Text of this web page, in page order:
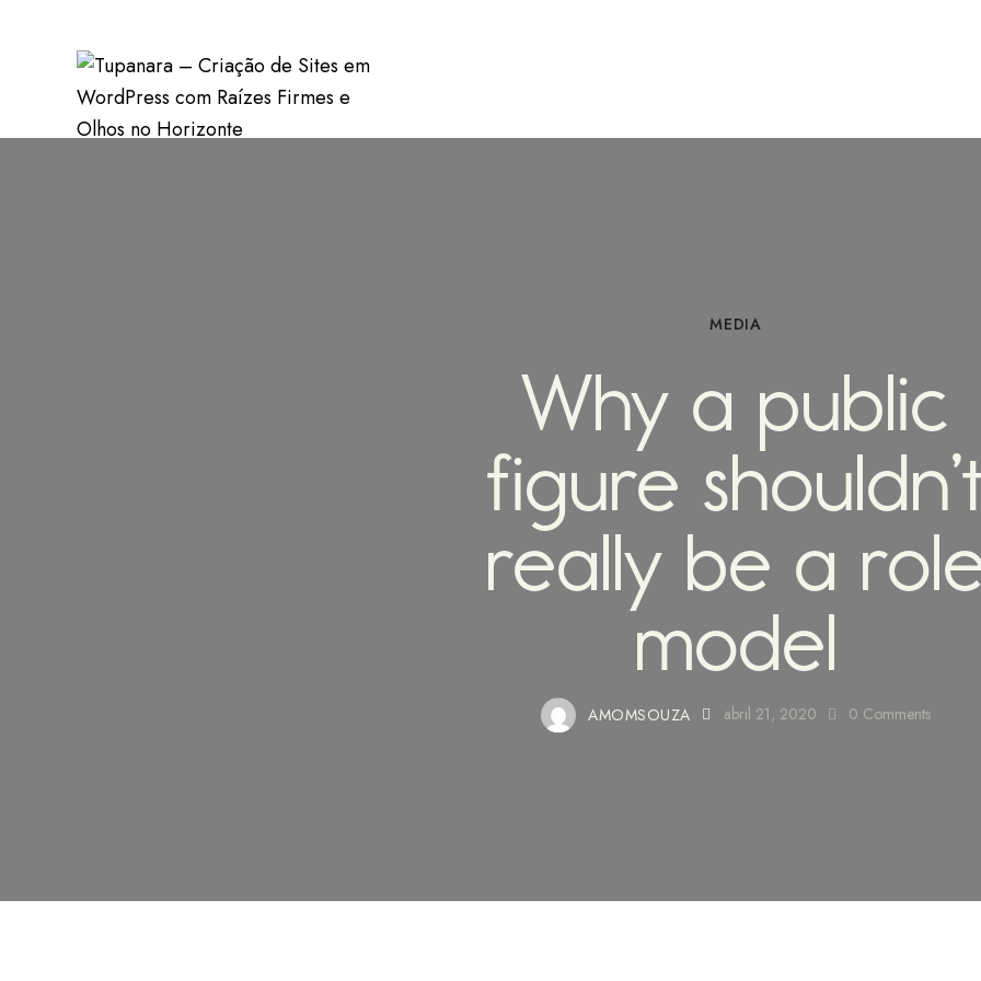
MEDIA
Why a public
figure
really be a
model
AMOMSOUZA abril 21, 2020 0 Comments